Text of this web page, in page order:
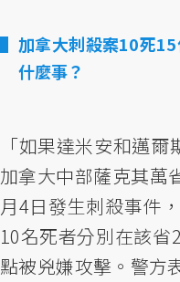
加拿大刺殺案10死
什麼事？
「如果達米安和邁爾
加拿大中部薩克其萬
月4日發生刺殺事件
10名死者分別在該
點被兇嫌攻擊。警方